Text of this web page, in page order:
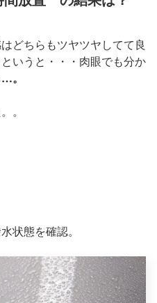
どちらもツヤツヤしてて良
いうと・・・肉眼でも分か
。
。
状態を確認。